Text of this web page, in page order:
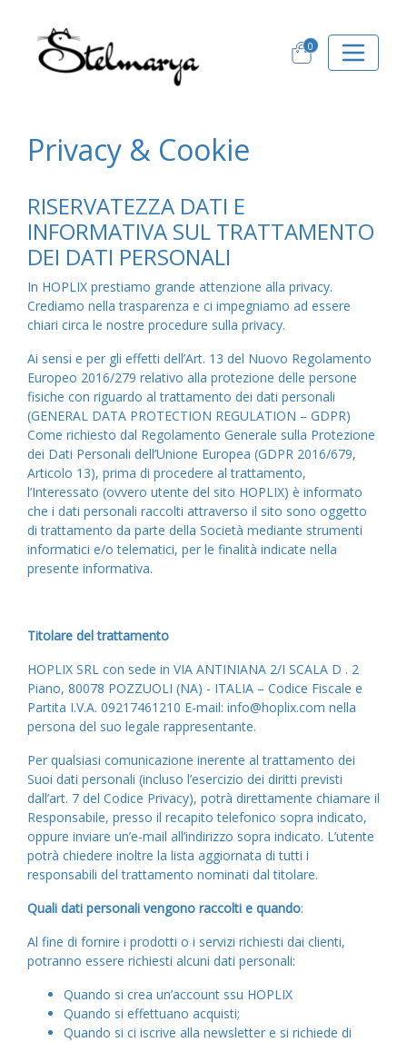
0
Privacy & Cookie
RISERVATEZZA DATI E
INFORMATIVA SUL TRATTAMENTO
DEI DATI PERSONALI
In HOPLIX prestiamo grande attenzione alla privacy.
Crediamo nella trasparenza e ci impegniamo ad essere
chiari circa le nostre procedure sulla privacy.
Ai sensi e per gli effetti dell’Art. 13 del Nuovo Regolamento
Europeo 2016/279 relativo alla protezione delle persone
fisiche con riguardo al trattamento dei dati personali
(GENERAL DATA PROTECTION REGULATION – GDPR)
Come richiesto dal Regolamento Generale sulla Protezione
dei Dati Personali dell’Unione Europea (GDPR 2016/679,
Articolo 13), prima di procedere al trattamento,
l’Interessato (ovvero utente del sito HOPLIX) è informato
che i dati personali raccolti attraverso il sito sono oggetto
di trattamento da parte della Società mediante strumenti
informatici e/o telematici, per le finalità indicate nella
presente informativa.
Titolare del trattamento
HOPLIX SRL con sede in VIA ANTINIANA 2/I SCALA D . 2
Piano, 80078 POZZUOLI (NA) - ITALIA – Codice Fiscale e
Partita I.V.A. 09217461210 E-mail: info@hoplix.com nella
persona del suo legale rappresentante.
Per qualsiasi comunicazione inerente al trattamento dei
Suoi dati personali (incluso l’esercizio dei diritti previsti
dall’art. 7 del Codice Privacy), potrà direttamente chiamare il
Responsabile, presso il recapito telefonico sopra indicato,
oppure inviare un’e-mail all’indirizzo sopra indicato. L’utente
potrà chiedere inoltre la lista aggiornata di tutti i
responsabili del trattamento nominati dal titolare.
Quali dati personali vengono raccolti e quando:
Al fine di fornire i prodotti o i servizi richiesti dai clienti,
potranno essere richiesti alcuni dati personali:
Quando si crea un’account ssu HOPLIX
Quando si effettuano acquisti;
Quando si ci iscrive alla newsletter e si richiede di